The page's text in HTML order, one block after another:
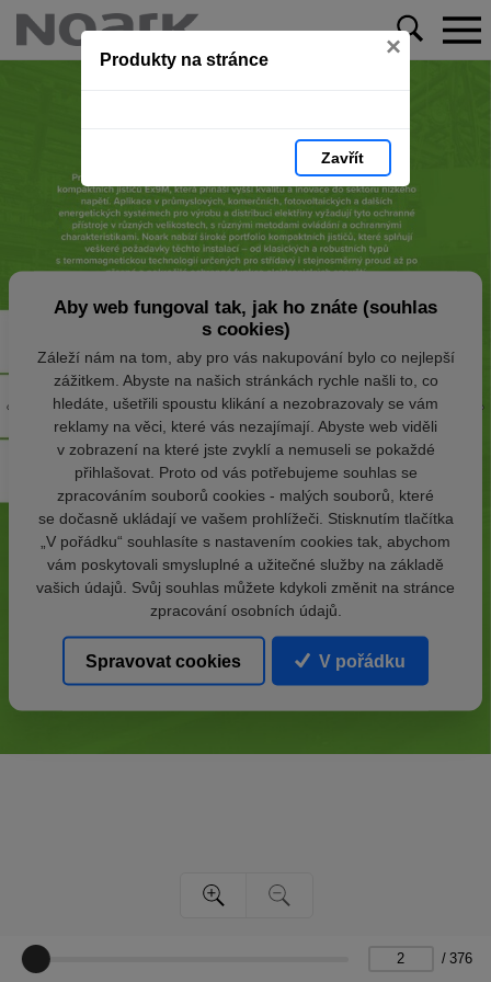
Produkty na stránce ×
Zavřít
/ 376
Aby web fungoval tak, jak ho znáte (souhlas
s cookies)
Záleží nám na tom, aby pro vás nakupování bylo co nejlepší
zážitkem. Abyste na našich stránkách rychle našli to, co
hledáte, ušetřili spoustu klikání a nezobrazovaly se vám
reklamy na věci, které vás nezajímají. Abyste web viděli
v zobrazení na které jste zvyklí a nemuseli se pokaždé
přihlašovat. Proto od vás potřebujeme souhlas se
zpracováním souborů cookies - malých souborů, které
se dočasně ukládají ve vašem prohlížeči. Stisknutím tlačítka
„V pořádku“ souhlasíte s nastavením cookies tak, abychom
vám poskytovali smysluplné a užitečné služby na základě
vašich údajů. Svůj souhlas můžete kdykoli změnit na stránce
zpracování osobních údajů.
Spravovat cookies V pořádku